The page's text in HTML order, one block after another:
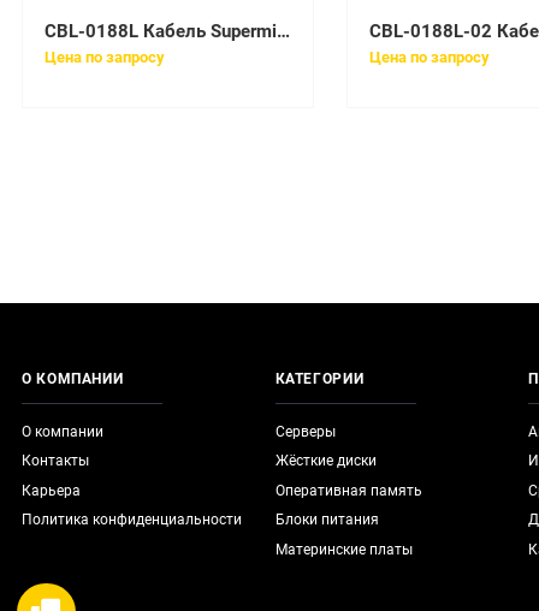
CBL-0188L Кабель Supermicro 64CM Ipass to 4 SATA Cable with Different Length PB free
Цена по запросу Цена по запросу
О КОМПАНИИ
О компании
Контакты
Карьера
Политика конфиденциальности
КАТЕГОРИИ
Серверы
Жёсткие диски
Оперативная память
Блоки питания
Материнские платы